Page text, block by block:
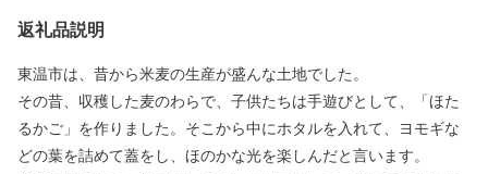
返礼品説明
東温市は、昔から米麦の生産が盛んな土地でした。
その昔、収穫した麦のわらで、子供たちは手遊びとして、「ほた
るかご」を作りました。そこから中にホタルを入れて、ヨモギな
どの葉を詰めて蓋をし、ほのかな光を楽しんだと言います。